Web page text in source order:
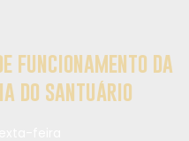
funcionamento da
do santuário